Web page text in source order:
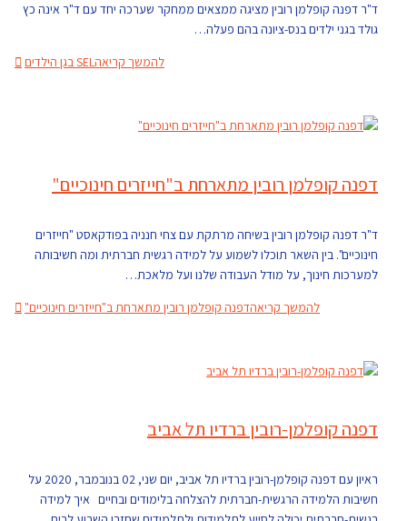
ד"ר דפנה קופלמן רובין מציגה ממצאים ממחקר שערכה יחד עם ד"ר אינה כץ
גולד בגני ילדים בנס-ציונה בהם פעלה…
להמשך קריאהSEL בגן הילדים
דפנה קופלמן רובין מתארחת ב"חייזרים חינוכיים"
ד"ר דפנה קופלמן רובין בשיחה מרתקת עם צחי חנניה בפודקאסט "חייזרים
חינוכיים". בין השאר תוכלו לשמוע על למידה רגשית חברתית ומה חשיבותה
למערכות חינוך, על מודל העבודה שלנו ועל מלאכת…
להמשך קריאהדפנה קופלמן רובין מתארחת ב"חייזרים חינוכיים"
דפנה קופלמן-רובין ברדיו תל אביב
ראיון עם דפנה קופלמן-רובין ברדיו תל אביב, יום שני, 02 בנובמבר, 2020 על
חשיבות הלמידה הרגשית-חברתית להצלחה בלימודים ובחיים איך למידה